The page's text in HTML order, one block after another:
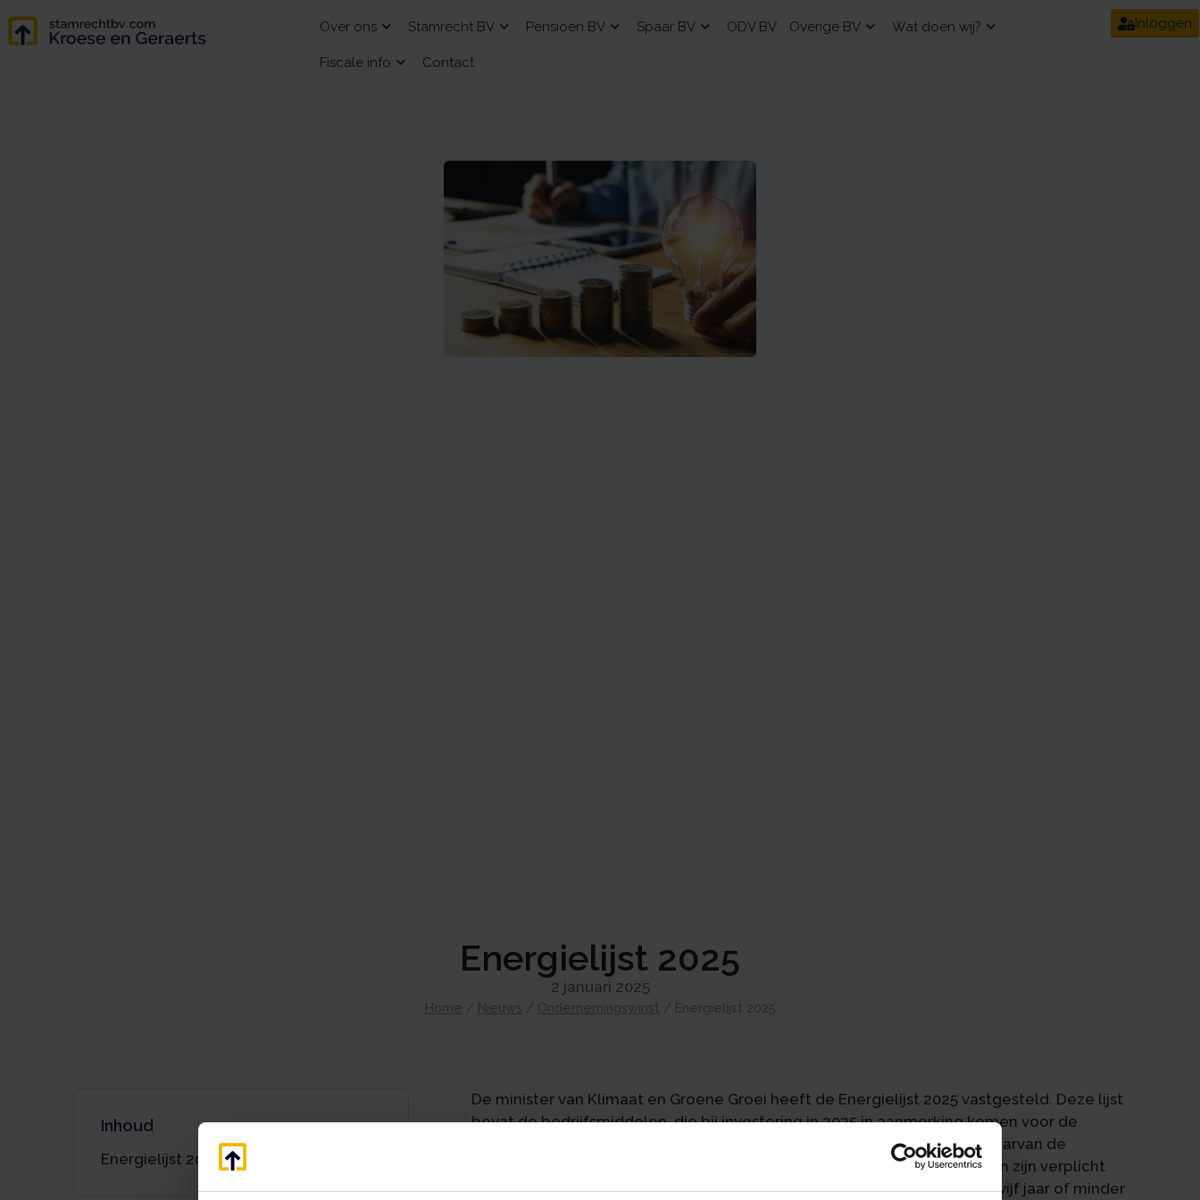
Over ons Stamrecht BV Pensioen BV Spaar BV ODV BV Overige BV Wat doen wij?
Fiscale info Contact
Inloggen
Energielijst 2025
2 januari 2025
Home / Nieuws / Ondernemingswinst / Energielijst 2025
Inhoud
Energielijst 2025
De minister van Klimaat en Groene Groei heeft de Energielijst 2025 vastgesteld. Deze lijst
bevat de bedrijfsmiddelen, die bij investering in 2025 in aanmerking komen voor de
energie-investeringsaftrek (EIA). De lijst bevat geen bedrijfsmiddelen waarvan de
terugverdientijd beduidend korter is dan vijf jaar. Bedrijven en instellingen zijn verplicht
om alle energiebesparende maatregelen met een terugverdientijd van vijf jaar of minder